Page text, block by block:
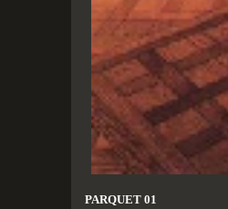
PARQUET 01